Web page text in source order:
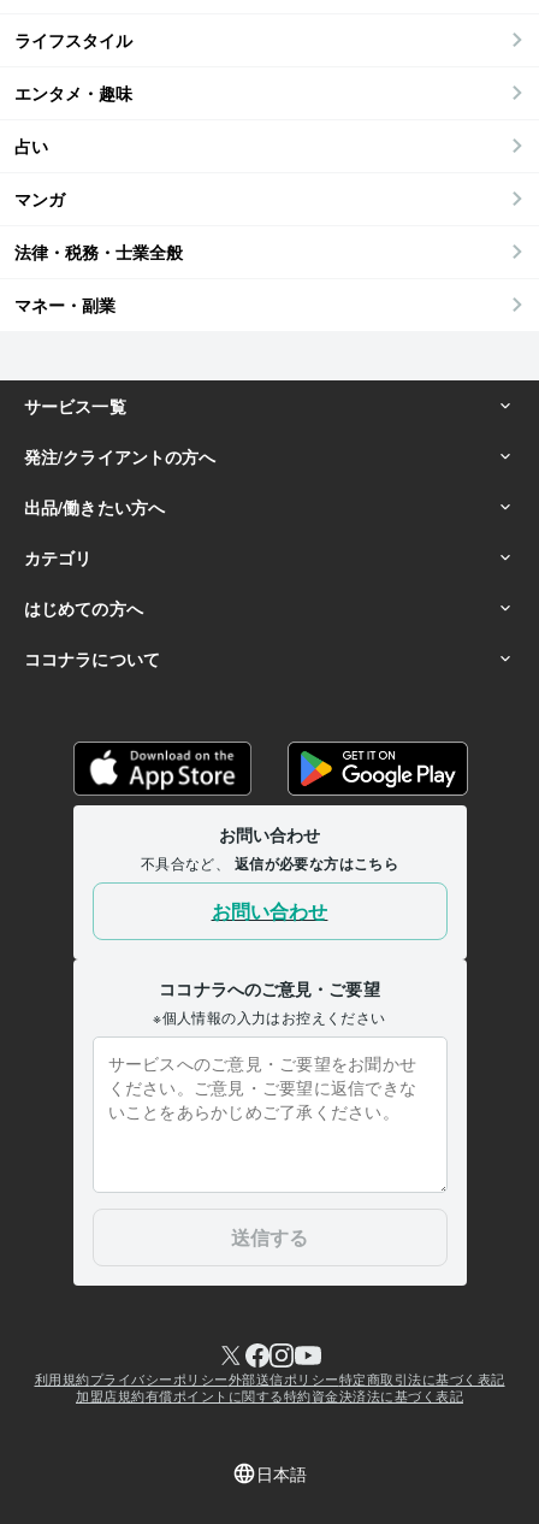
ライフスタイル
エンタメ・趣味
占い
マンガ
法律・税務・士業全般
マネー・副業